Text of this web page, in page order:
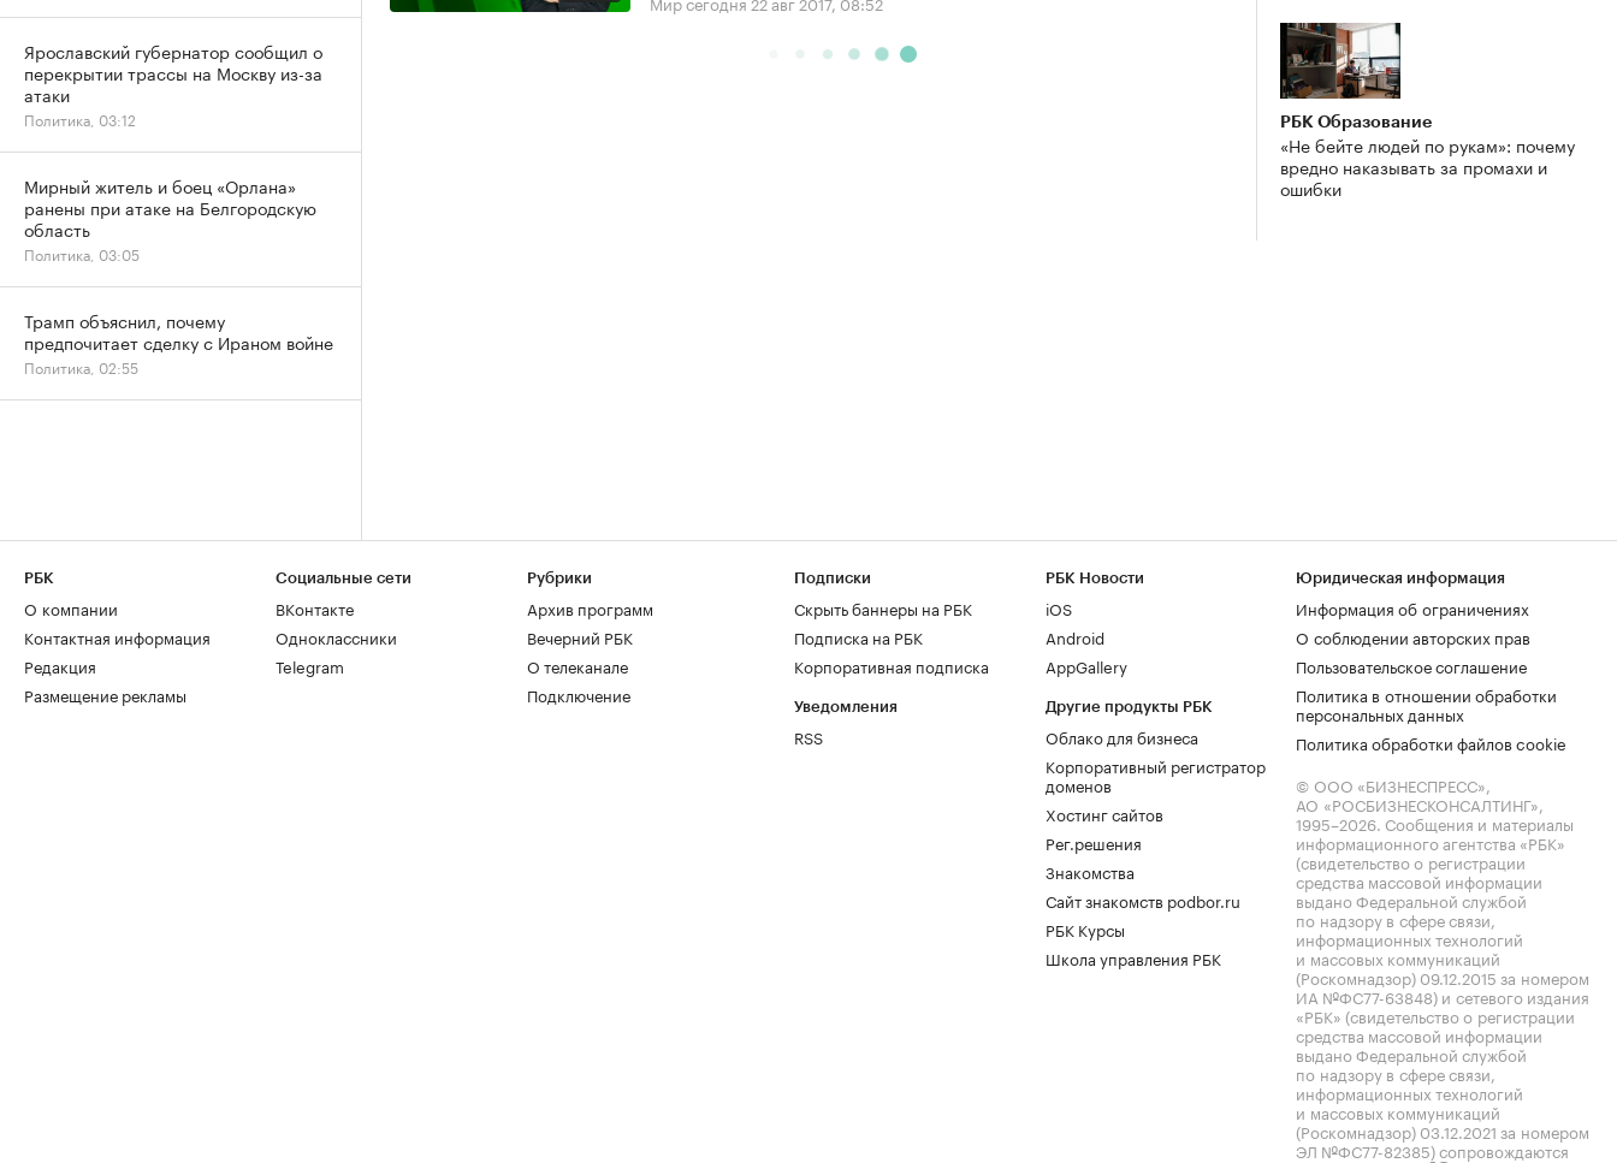
РБК Образование
«Не бейте людей по рукам»: почему
вредно наказывать за промахи и
ошибки
Ярославский губернатор сообщил о
перекрытии трассы на Москву из-за
атаки
Политика, 03:12
Мирный житель и боец «Орлана»
ранены при атаке на Белгородскую
область
Политика, 03:05
Трамп объяснил, почему
предпочитает сделку с Ираном войне
Политика, 02:55
РБК
О компании
Контактная информация
Редакция
Размещение рекламы
Социальные сети
ВКонтакте
Одноклассники
Telegram
Рубрики
Архив программ
Вечерний РБК
О телеканале
Подключение
Подписки
Скрыть баннеры на РБК
Подписка на РБК
Корпоративная подписка
Уведомления
RSS
РБК Новости
iOS
Android
AppGallery
Другие продукты РБК
Облако для бизнеса
Корпоративный регистратор
доменов
Хостинг сайтов
Рег.решения
Знакомства
Сайт знакомств podbor.ru
РБК Курсы
Школа управления РБК
Юридическая информация
Информация об ограничениях
О соблюдении авторских прав
Пользовательское соглашение
Политика в отношении обработки
персональных данных
Политика обработки файлов cookie
© ООО «БИЗНЕСПРЕСС»,
АО «РОСБИЗНЕСКОНСАЛТИНГ»,
1995–2026. Сообщения и материалы
информационного агентства «РБК»
(свидетельство о регистрации
средства массовой информации
выдано Федеральной службой
по надзору в сфере связи,
информационных технологий
и массовых коммуникаций
(Роскомнадзор) 09.12.2015 за номером
ИА №ФС77-63848) и сетевого издания
«РБК» (свидетельство о регистрации
средства массовой информации
выдано Федеральной службой
по надзору в сфере связи,
информационных технологий
и массовых коммуникаций
(Роскомнадзор) 03.12.2021 за номером
ЭЛ №ФС77-82385) сопровождаются